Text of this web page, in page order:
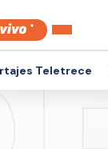
Teletrece